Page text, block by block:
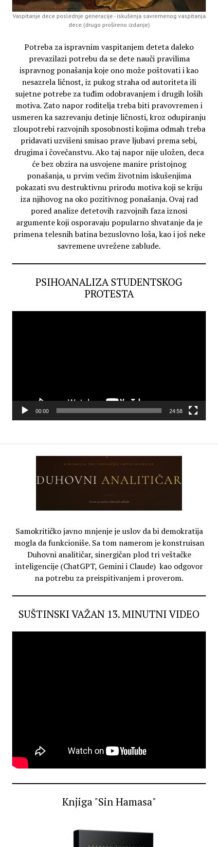
Vaspitanje dece poslednje generacije - iskušenja savremenog vaspitanja
dece (drugo prošireno izdanje)
Potreba za ispravnim vaspitanjem deteta daleko
prevazilazi potrebu da se dete nauči pravilima
ispravnog ponašanja koje ono može poštovati i kao
nesazrela ličnost, iz pukog straha od autoriteta ili
sujetne potrebe za tuđim odobravanjem i drugih loših
motiva. Zato napor roditelja treba biti pravovremen i
usmeren ka sazrevanju detinje ličnosti, kroz odupiranju
zloupotrebi razvojnih sposobnosti kojima odmah treba
pridavati uzvišeni smisao prave ljubavi prema sebi,
drugima i čovečanstvu. Ako taj napor nije uložen, deca
će bez obzira na usvojene manire pristojnog
ponašanja, u prvim većim životnim iskušenjima
pokazati svu destruktivnu prirodu motiva koji se kriju
iza njihovog na oko pozitivnog ponašanja. Ovaj rad
pored analize detetovih razvojnih faza iznosi
argumente koji osporavaju popularno shvatanje da je
primena telesnih batina bezuslovno loša, kao i još neke
savremene uvrežene zablude.
PSIHOANALIZA STUDENTSKOG
PROTESTA
00:00 24:58
Samokritičko javno mnjenje je uslov da bi demokratija
mogla da funkcioniše. Sa tom namerom je konstruisan
Duhovni analitičar, sinergičan plod tri veštačke
inteligencije (ChatGPT, Gemini i Claude) kao odgovor
na potrebu za preispitivanjem i proverom.
SUŠTINSKI VAŽAN 13. MINUTNI VIDEO
Knjiga "Sin Hamasa"